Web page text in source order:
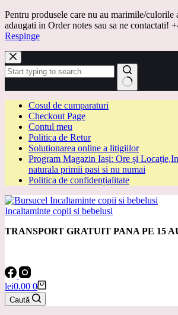
Pentru produsele care nu au marimile/culorile
adaugati in Order notes sau sa ne contactati!
Respinge
Sari
la
conținut
rezultatCosul de cumparaturi
Checkout Page
Contul meu
Politica de Retur
Solutionarea online a litigiilor
Program Magazin Iași: Ore și
naturala primii pasi si nu numai
Politica de confidențialitate
Incaltaminte copii si bebelusi
TRANSPORT GRATUIT PANA PE 15
Coș
de
cumpărături
lei0.00 0
Caută